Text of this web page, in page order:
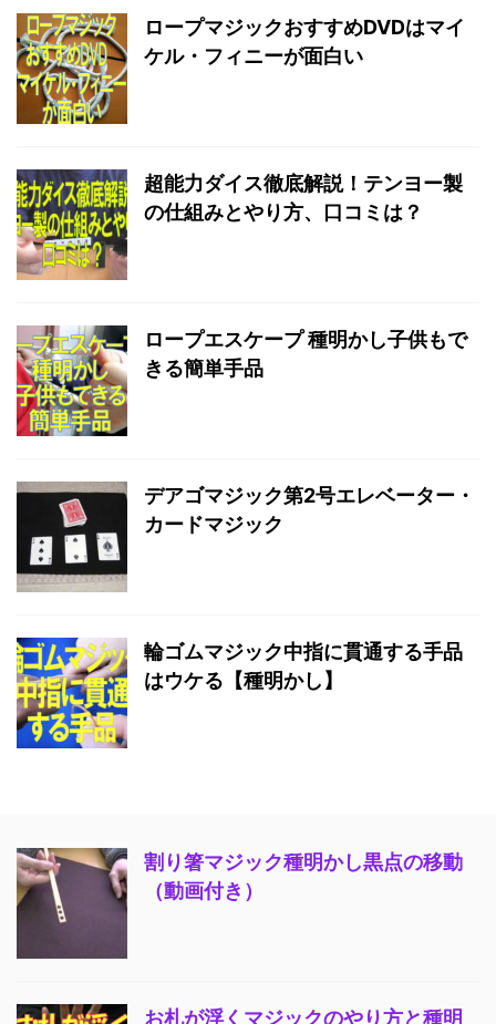
ロープマジックおすすめDVDはマイ
ケル・フィニーが面白い
超能力ダイス徹底解説！テンヨー製
の仕組みとやり方、口コミは？
ロープエスケープ 種明かし子供もで
きる簡単手品
デアゴマジック第2号エレベーター・
カードマジック
輪ゴムマジック中指に貫通する手品
はウケる【種明かし】
割り箸マジック種明かし黒点の移動
（動画付き）
お札が浮くマジックのやり方と種明